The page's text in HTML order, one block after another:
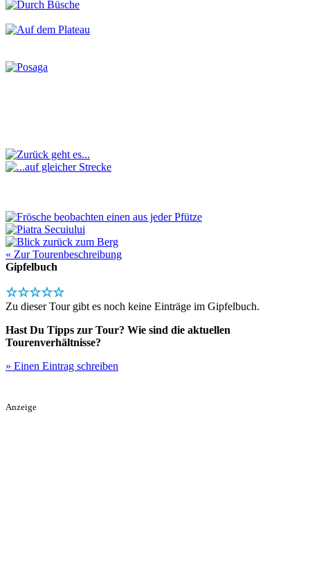
« Zur Tourenbeschreibung
Gipfelbuch
☆☆☆☆☆
Zu dieser Tour gibt es noch keine Einträge im Gipfelbuch.
Hast Du Tipps zur Tour? Wie sind die aktuellen
Tourenverhältnisse?
» Einen Eintrag schreiben
Anzeige